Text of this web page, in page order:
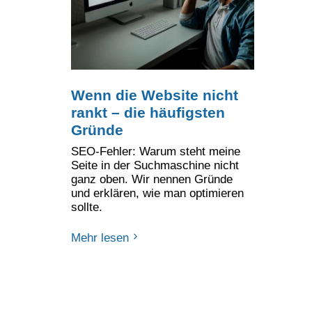
Wenn die Website nicht
rankt – die häufigsten
Gründe
SEO-Fehler: Warum steht meine
Seite in der Suchmaschine nicht
ganz oben. Wir nennen Gründe
und erklären, wie man optimieren
sollte.
Mehr lesen